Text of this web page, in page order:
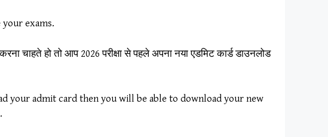
exams.
चाहते हो तो आप 2026 परीक्षा से पहले अपना नया एडमिट कार्ड डाउनलोड
your admit card then you will be able to download your new